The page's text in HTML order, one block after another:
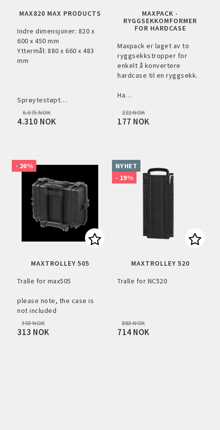
Add to list of favorites
MAX820 MAX PRODUCTS
Indre dimensjoner: 820 x
600 x 450 mm
Yttermål: 880 x 660 x 483
mm
Sprøytestøpt…
6.675 NOK
4.310 NOK
MAXPACK -
RYGGSEKKOMFORMER
FOR HARDCASE
Maxpack er laget av to
ryggsekkstropper for
enkelt å konvertere
hardcase til en ryggsekk.
Ha…
222 NOK
177 NOK
- 20%
Add to list of favorites
MAXTROLLEY 505
Tralle for max505
please note, the case is
not included
393 NOK
313 NOK
NYHET
- 19%
Add
MAXTROLLEY 520
Tralle for NC520
883 NOK
714 NOK